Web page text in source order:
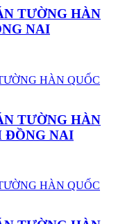
TƯỜNG HÀN
NAI
TƯỜNG HÀN
ĐỒNG NAI